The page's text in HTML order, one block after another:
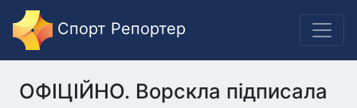
Спорт Репортер
ОФІЦІЙНО. Ворскла підписала